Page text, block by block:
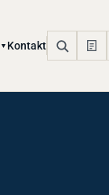
▼ Kontakt